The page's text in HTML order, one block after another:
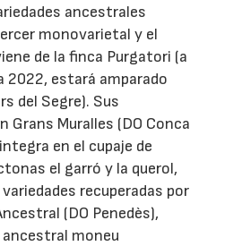
ancestrales
monovarietal y el
de la finca Purgatori (a
2022, estará amparado
del Segre). Sus
Grans Muralles (DO Conca
en el cupaje de
el garró y la querol,
recuperadas por
(DO Penedès),
moneu